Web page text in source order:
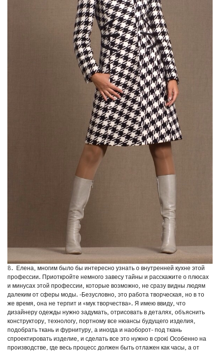
8. Елена, многим было бы интересно узнать о внутренней кухне этой
профессии. Приоткройте немного завесу тайны и расскажите о плюсах
и минусах этой профессии, которые возможно, не сразу видны людям
далеким от сферы моды. -Безусловно, это работа творческая, но в то
же время, она не терпит и «мук творчества». Я имею ввиду, что
дизайнеру одежды нужно задумать, отрисовать в деталях, объяснить
конструктору, технологу, портному все нюансы будущего изделия,
подобрать ткань и фурнитуру, а иногда и наоборот- под ткань
спроектировать изделие, и сделать все это нужно в срок! Особенно на
производстве, где весь процесс должен быть отлажен как часы, а от